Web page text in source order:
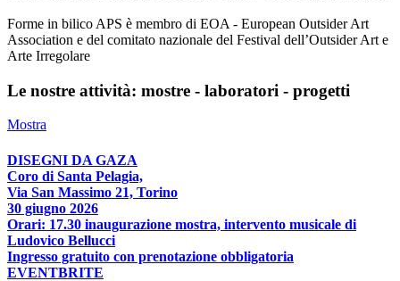
Forme in bilico APS è membro di EOA - European Outsider Art
Association e del comitato nazionale del Festival dell’Outsider Art e
Arte Irregolare
Le nostre attività: mostre - laboratori - progetti
Mostra
DISEGNI DA GAZA
Coro di Santa Pelagia,
Via San Massimo 21, Torino
30 giugno 2026
Orari: 17.30 inaugurazione mostra, intervento musicale di
Ludovico Bellucci
Ingresso gratuito con prenotazione obbligatoria
EVENTBRITE